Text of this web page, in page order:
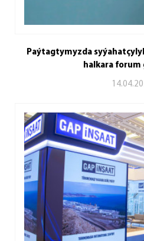
Paýtagtymyzda
halkara forum